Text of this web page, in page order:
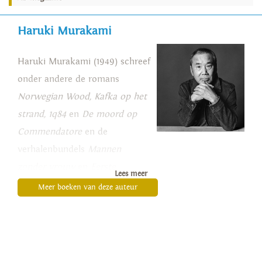
Haruki Murakami
Haruki Murakami (1949) schreef
onder andere de romans
Norwegian Wood, Kafka op het
strand, 1q84 en De moord op
Commendatore en de
persoon enkelvoud . Murakami’s
Lees meer
Meer boeken van deze auteur